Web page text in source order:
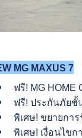
MG MAXUS 7
ฟรี! MG
ฟรี! ประกันภัยชั้
พิเศษ! ขยายกา
พิเศษ! เงื่อนไข